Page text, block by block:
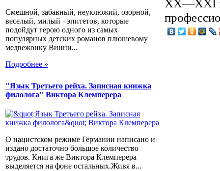
Смешной, забавный, неуклюжий, озорной,
веселый, милый - эпитетов, которые
подойдут герою одного из самых
популярных детских романов плюшевому
медвежонку Винни...
Подробнее »
"Язык Третьего рейха. Записная книжка
филолога" Виктора Клемперера
О нацистском режиме Германии написано и
издано достаточно большое количество
трудов. Книга же Виктора Клемперера
выделяется на фоне остальных.Живя в...
XX—XXI